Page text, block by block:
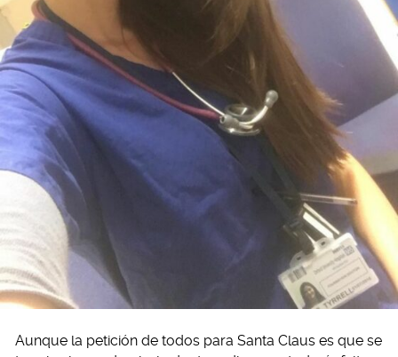
Aunque la petición de todos para Santa Claus es que se